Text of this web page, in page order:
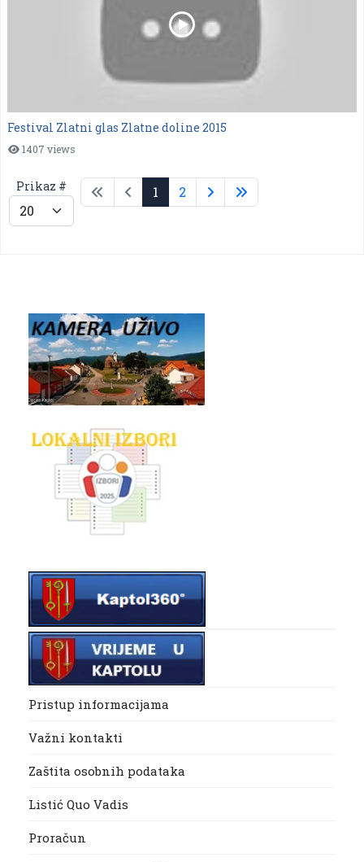
Festival Zlatni glas Zlatne doline 2015
1407 views
Prikaz # 1 2
Pristup informacijama
Važni kontakti
Zaštita osobnih podataka
Listić Quo Vadis
Proračun